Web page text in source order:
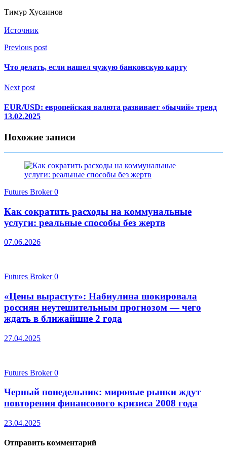
Тимур Хусаинов
Источник
Previous post
Что делать, если нашел чужую банковскую карту
Next post
EUR/USD: европейская валюта развивает «бычий» тренд
13.02.2025
Похожие записи
Futures Broker0
Как сократить расходы на коммунальные
услуги: реальные способы без жертв
07.06.2026
Futures Broker0
«Цены вырастут»: Набиулина шокировала
россиян неутешительным прогнозом — чего
ждать в ближайшие 2 года
27.04.2025
Futures Broker0
Черный понедельник: мировые рынки ждут
повторения финансового кризиса 2008 года
23.04.2025
Отправить комментарий